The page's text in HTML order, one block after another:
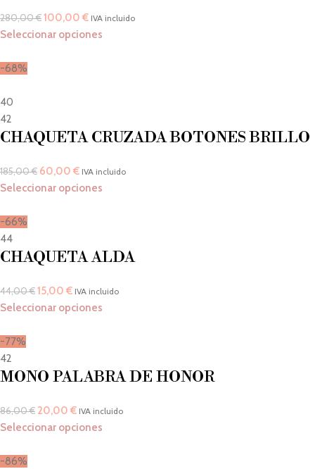
280,00€100,00 € IVA incluido
Seleccionar opciones
-68%
40
42
CHAQUETA CRUZADA BOTONES BRILLO
185,00€ 60,00 € IVA incluido
Seleccionar opciones
-66%
44
CHAQUETA ALDA
44,00€15,00 € IVA incluido
Seleccionar opciones
-77%
42
MONO PALABRA DE HONOR
86,00€ 20,00 € IVA incluido
Seleccionar opciones
-86%